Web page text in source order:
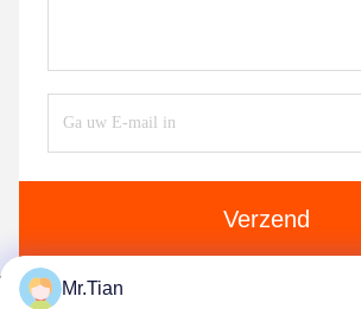
Verzend
Mr.Tian